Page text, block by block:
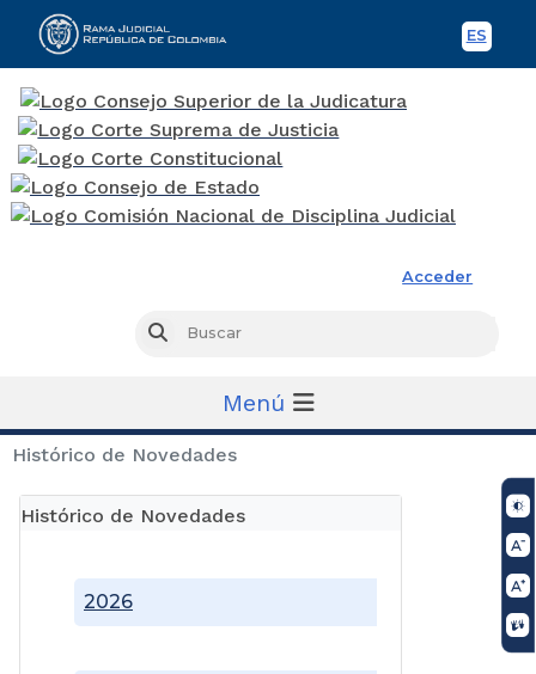
ES
Acceder
Buscar
Menú
Histórico de Novedades
Histórico de Novedades
2026